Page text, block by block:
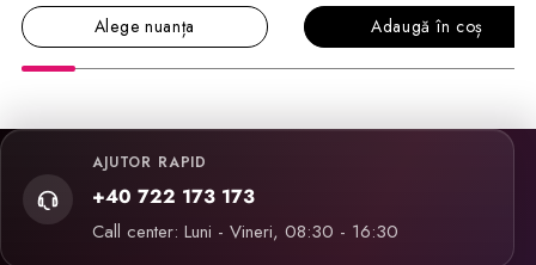
Alege nuanța
Adaugă în coș
AJUTOR RAPID
+40 722 173 173
Call center: Luni - Vineri, 08:30 - 16:30